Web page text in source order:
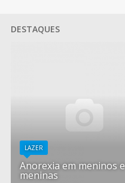
DESTAQUES
LAZER
Anorexia em meninos e
meninas